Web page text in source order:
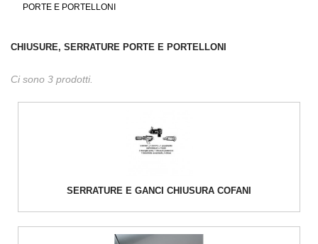
PORTE E PORTELLONI
CHIUSURE, SERRATURE PORTE E PORTELLONI
Ci sono 3 prodotti.
SERRATURE E GANCI CHIUSURA COFANI